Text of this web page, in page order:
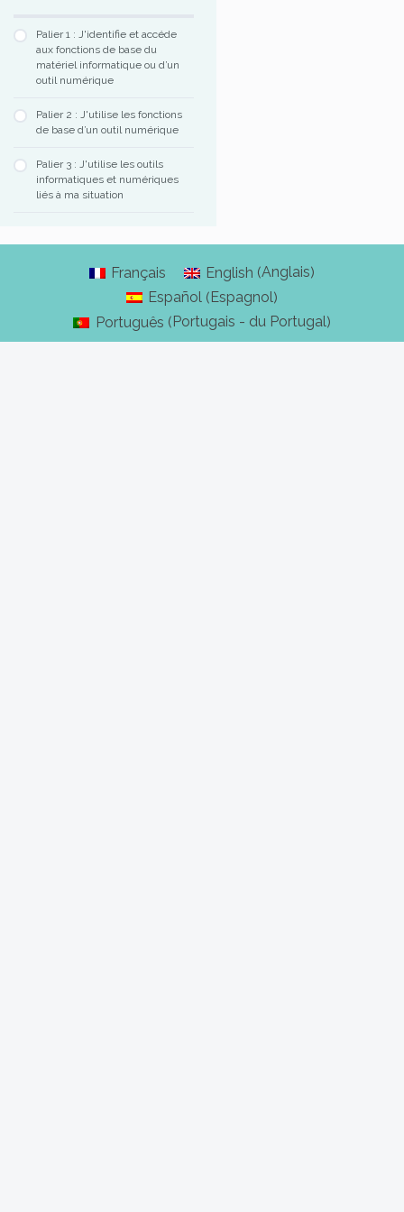
Compétence n°4, Palier 3 : Exercice d’application 2
Compétence n°4, Palier 3 : Exercice de validation
Palier 1 : J'identifie et accéde
aux fonctions de base du
matériel informatique ou d’un
outil numérique
Palier 2 : J'utilise les fonctions
de base d’un outil numérique
Palier 3 : J'utilise les outils
informatiques et numériques
liés à ma situation
Français English (Anglais)
Español (Espagnol)
Português ( Portugais - du Portugal)